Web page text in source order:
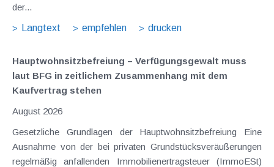
der...
Langtext
empfehlen drucken
Hauptwohnsitz​­befreiung – Verfügungsgewalt muss
laut BFG in zeitlichem Zusammenhang mit dem
Kaufvertrag stehen
August 2026
Gesetzliche Grundlagen der Hauptwohnsitzbefreiung Eine
Ausnahme von der bei privaten Grundstücksveräußerungen
regelmäßig anfallenden Immobilienertragsteuer (ImmoESt)